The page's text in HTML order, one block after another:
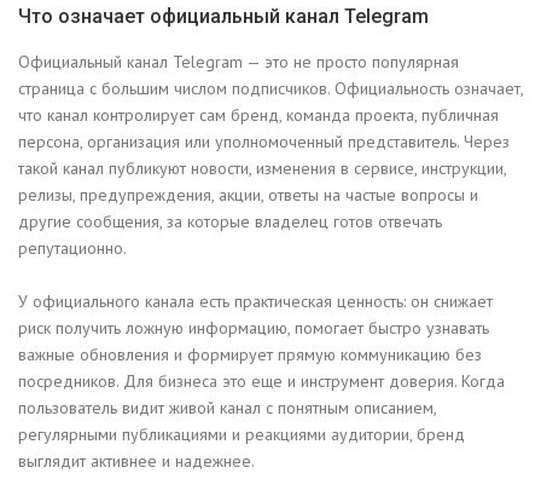
Что означает официальный канал Telegram
Официальный канал Telegram — это не просто популярная
страница с большим числом подписчиков. Официальность означает,
что канал контролирует сам бренд, команда проекта, публичная
персона, организация или уполномоченный представитель. Через
такой канал публикуют новости, изменения в сервисе, инструкции,
релизы, предупреждения, акции, ответы на частые вопросы и
другие сообщения, за которые владелец готов отвечать
репутационно.
У официального канала есть практическая ценность: он снижает
риск получить ложную информацию, помогает быстро узнавать
важные обновления и формирует прямую коммуникацию без
посредников. Для бизнеса это еще и инструмент доверия. Когда
пользователь видит живой канал с понятным описанием,
регулярными публикациями и реакциями аудитории, бренд
выглядит активнее и надежнее.